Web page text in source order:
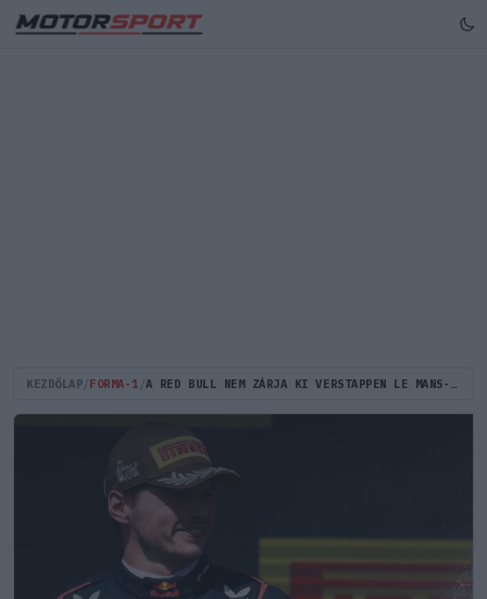
KEZDŐLAP FORMA-1 A RED BULL NEM ZÁRJA KI VERSTAPPEN LE MANS-I SZEREPLÉSÉT